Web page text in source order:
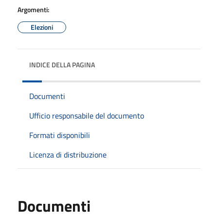
Argomenti:
Elezioni
INDICE DELLA PAGINA
Documenti
Ufficio responsabile del documento
Formati disponibili
Licenza di distribuzione
Documenti